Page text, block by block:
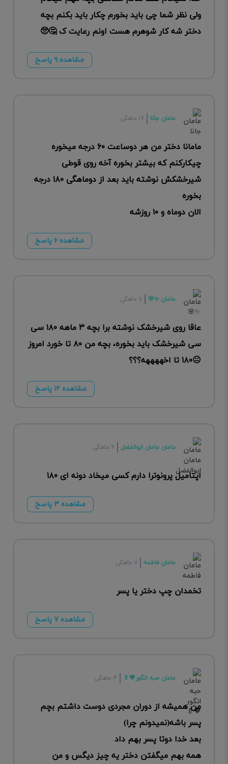
ولی نظر شما چی باید بخورم چکار باید بکنم بچه
دختر شه کار شوهرم هست اونم رعایت ک 🤔🥺
مشاهده ۹ پاسخ
مامان جانا ۱۷ ماهگی
مامانا دختر من هر دوساعت ۶۰ درجه میخوره
چیکارکنم که بیشتر بخوره آخه روی قوطی
شیرخشکش نوشته باید بعد از دوماهگی ۱۸۰ درجه
بخوره
الان دوماه و ۱۰ روزشه
مشاهده ۶ پاسخ
مامان ✨️🌸 ۱۱ ماهگی
عاقا روی شیرخشک نوشته برا بچه ۳ ماهه ۱۸۰ سی
سی شیرخشک باید بخوره، ‌بچه من ۸۰ تا خورد امروز
😐۱۸۰ تا اخههههه؟؟؟
مشاهده ۱۲ پاسخ
مامان مامان ابوالفضل ۶ ماهگی
اپتامیل پرونوترا دارم کسی میخاد دونه ای ۱۸۰
مشاهده ۳ پاسخ
مامان فاطمه ۱۱ ماهگی
تخمدان چپ دختر یا پسر
مشاهده ۷ پاسخ
مامان حبه انگور🧡🍼 ۴ ماهگی
من همیشه از دوران مجردی دوست داشتم بچم
پسر باشه(نمیدونم چرا)
بعد خدا دوتا پسر بهم داد
همه بهم میگفتن دختر یه چیز دیگس و من